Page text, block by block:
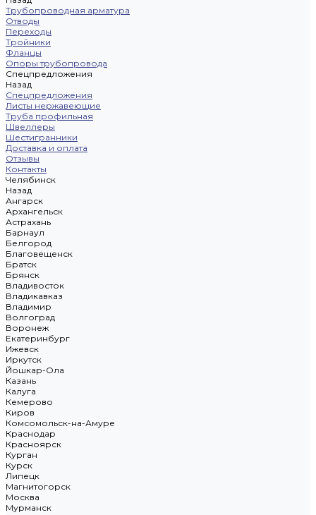
Трубопроводная арматура
Отводы
Переходы
Тройники
Фланцы
Опоры трубопровода
Спецпредложения
Назад
Спецпредложения
Листы нержавеющие
Труба профильная
Швеллеры
Шестигранники
Доставка и оплата
Отзывы
Контакты
Челябинск
Назад
Ангарск
Архангельск
Астрахань
Барнаул
Белгород
Благовещенск
Братск
Брянск
Владивосток
Владикавказ
Владимир
Волгоград
Воронеж
Екатеринбург
Ижевск
Иркутск
Йошкар-Ола
Казань
Калуга
Кемерово
Киров
Комсомольск-на-Амуре
Краснодар
Красноярск
Курган
Курск
Липецк
Магнитогорск
Москва
Мурманск